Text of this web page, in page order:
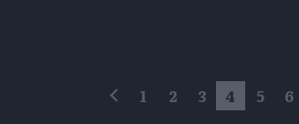
1 2 3 4 5 6